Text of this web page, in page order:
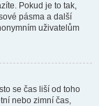
Pokud je to tak,
pásma a další
uživatelům
se čas liší od toho
nebo zimní čas,